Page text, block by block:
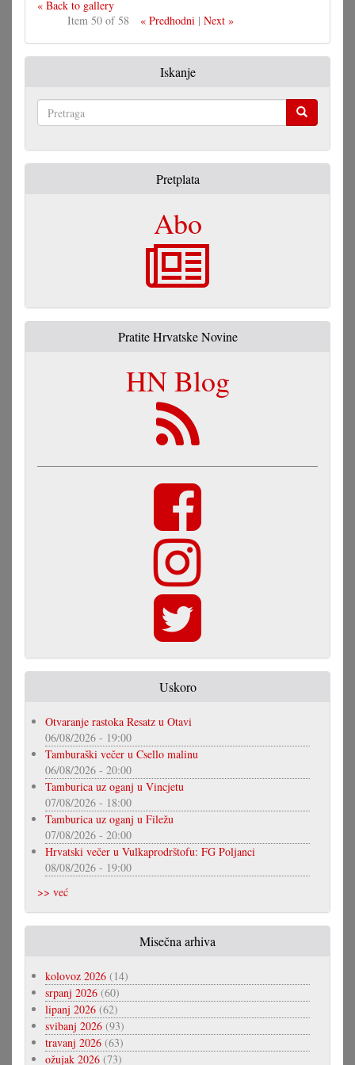
« Back to gallery
Item 50 of 58
« Predhodni| Next »
Iskanje
Pretplata
Abo
Pratite Hrvatske Novine
HN Blog
Uskoro
Otvaranje rastoka Resatz u Otavi
06/08/2026 - 19:00
Tamburaški večer u Csello malinu
06/08/2026 - 20:00
Tamburica uz oganj u Vincjetu
07/08/2026 - 18:00
Tamburica uz oganj u Filežu
07/08/2026 - 20:00
Hrvatski večer u Vulkaprodrštofu: FG Poljanci
08/08/2026 - 19:00
>> već
Misečna arhiva
kolovoz 2026 (14)
srpanj 2026 (60)
lipanj 2026 (62)
svibanj 2026 (93)
travanj 2026 (63)
ožujak 2026 (73)